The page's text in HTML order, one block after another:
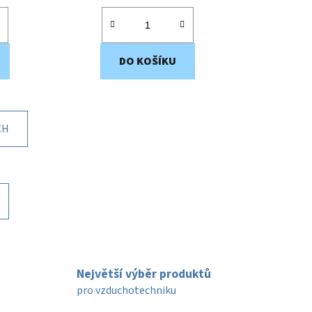
DO KOŠÍKU
Největší výběr produktů
pro vzduchotechniku